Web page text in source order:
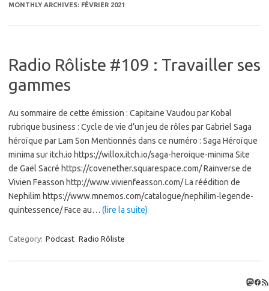
MONTHLY ARCHIVES: FÉVRIER 2021
Radio Rôliste #109 : Travailler ses
gammes
Au sommaire de cette émission : Capitaine Vaudou par Kobal
rubrique business : Cycle de vie d’un jeu de rôles par Gabriel Saga
héroïque par Lam Son Mentionnés dans ce numéro : Saga Héroïque
minima sur itch.io https://willox.itch.io/saga-heroique-minima Site
de Gaël Sacré https://covenether.squarespace.com/ Rainverse de
Vivien Feasson http://www.vivienfeasson.com/ La réédition de
Nephilim https://www.mnemos.com/catalogue/nephilim-legende-
quintessence/ Face au… (lire la suite)
Category: Podcast Radio Rôliste
Flux